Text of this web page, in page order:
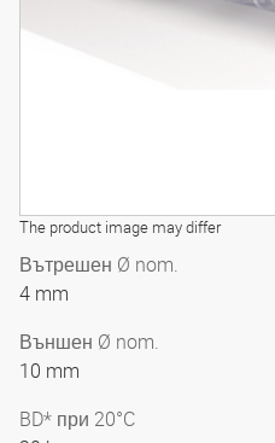
The product image may differ
Вътрешен Ø nom.
4 mm
Външен Ø nom.
10 mm
BD* при 20°C